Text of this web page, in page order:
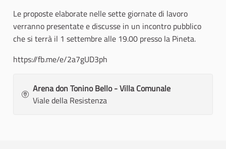
Le proposte elaborate nelle sette giornate di lavoro
verranno presentate e discusse in un incontro pubblico
che si terrà il 1 settembre alle 19.00 presso la Pineta.
https://fb.me/e/2a7gUD3ph
Arena don Tonino Bello - Villa Comunale
Viale della Resistenza